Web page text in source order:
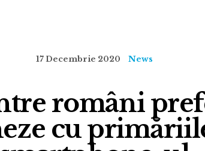
17 Decembrie 2020
News
români
cu